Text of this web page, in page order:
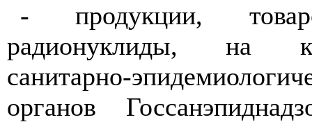
- продукции,
радионуклиды, на
санитарно-
органов